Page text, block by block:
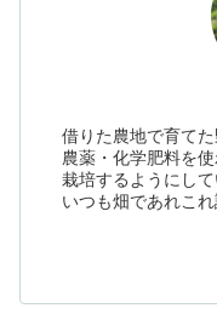
借りた農地で育て
農薬・化学肥料を
栽培するようにして
いつも畑であれこ